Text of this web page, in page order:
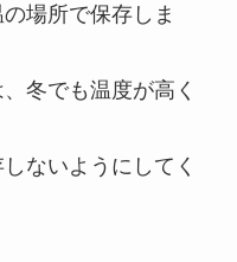
場所で保存しま
冬でも温度が高く
ないようにしてく